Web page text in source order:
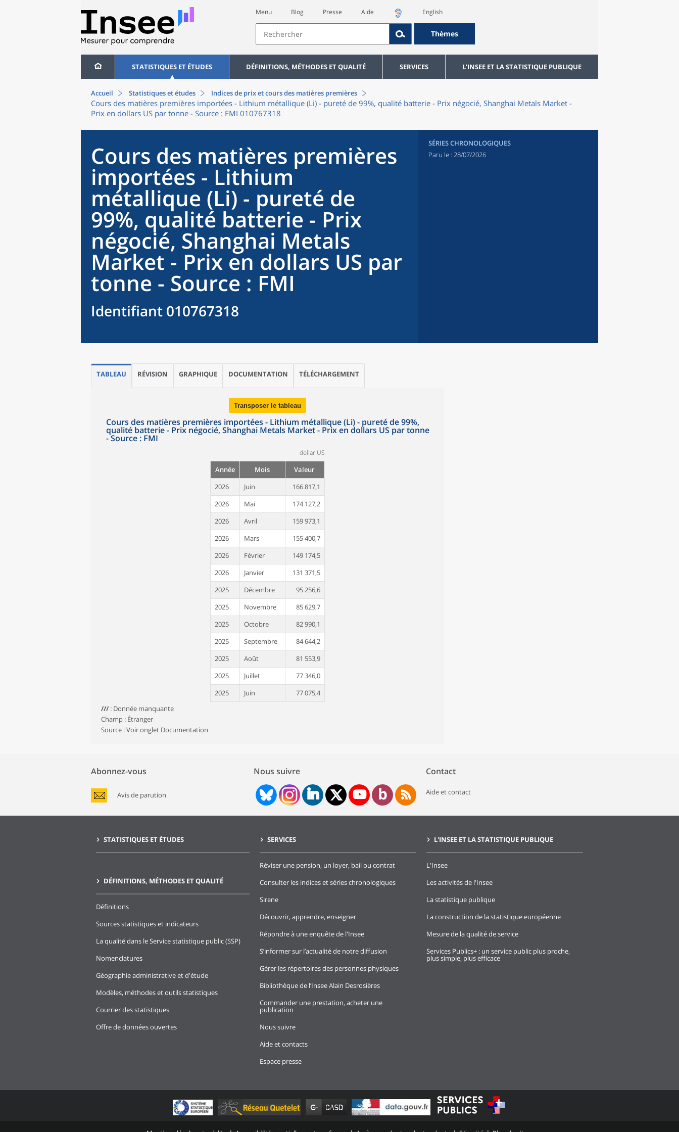
Menu Blog Presse Aide English
Thèmes
STATISTIQUES ET ÉTUDES DÉFINITIONS, MÉTHODES ET QUALITÉ SERVICES L'INSEE ET LA STATISTIQUE PUBLIQUE
Accueil Statistiques et études Indices de prix et cours des matières premières
Cours des matières premières importées - Lithium métallique (Li) - pureté de 99%, qualité batterie - Prix négocié, Shanghai Metals Market -
Prix en dollars US par tonne - Source : FMI 010767318
Cours des matières premières
importées - Lithium
métallique (Li) - pureté de
99%, qualité batterie - Prix
négocié, Shanghai Metals
Market - Prix en dollars US par
tonne - Source : FMI
Identifiant 010767318
SÉRIES CHRONOLOGIQUES
Paru le : 28/07/2026
TABLEAU RÉVISION GRAPHIQUE DOCUMENTATION TÉLÉCHARGEMENT
Transposer le tableau
Cours des matières premières importées - Lithium métallique (Li) - pureté de 99%,
qualité batterie - Prix négocié, Shanghai Metals Market - Prix en dollars US par tonne
- Source : FMI
dollar US
Année Mois
Valeur
2026
Juin
166 817,1
2026
Mai
174 127,2
2026
Avril
159 973,1
2026
Mars
155 400,7
2026
Février
149 174,5
2026
Janvier
131 371,5
2025
Décembre
95 256,6
2025
Novembre
85 629,7
2025
Octobre
82 990,1
2025
Septembre
84 644,2
2025
Août
81 553,9
2025
Juillet
77 346,0
2025
Juin
77 075,4
Décembre
96 533,9
107 474,5
2024
Juillet
114 426,6
124 405,0
124 327,3
124 285,9
Février
121 638,1
Janvier
122 568,1
Décembre
150 633,3
2023
Juillet
268 325,6
2023
Juin
264 872,0
/// : Donnée manquante
Champ : Étranger
Source : Voir onglet Documentation
Abonnez-vous
Avis de parution
Nous suivre Contact
Aide et contact
STATISTIQUES ET ÉTUDES
DÉFINITIONS, MÉTHODES ET QUALITÉ
Définitions
Sources statistiques et indicateurs
La qualité dans le Service statistique public (SSP)
Nomenclatures
Géographie administrative et d'étude
Modèles, méthodes et outils statistiques
Courrier des statistiques
Offre de données ouvertes
SERVICES
Réviser une pension, un loyer, bail ou contrat
Consulter les indices et séries chronologiques
Sirene
Découvrir, apprendre, enseigner
Répondre à une enquête de l'Insee
S’informer sur l’actualité de notre diffusion
Gérer les répertoires des personnes physiques
Bibliothèque de l’Insee Alain Desrosières
Commander une prestation, acheter une
publication
Nous suivre
Aide et contacts
Espace presse
L'INSEE ET LA STATISTIQUE PUBLIQUE
L'Insee
Les activités de l'Insee
La statistique publique
La construction de la statistique européenne
Mesure de la qualité de service
Services Publics+ : un service public plus proche,
plus simple, plus efficace